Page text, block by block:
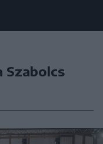
Szabolcs